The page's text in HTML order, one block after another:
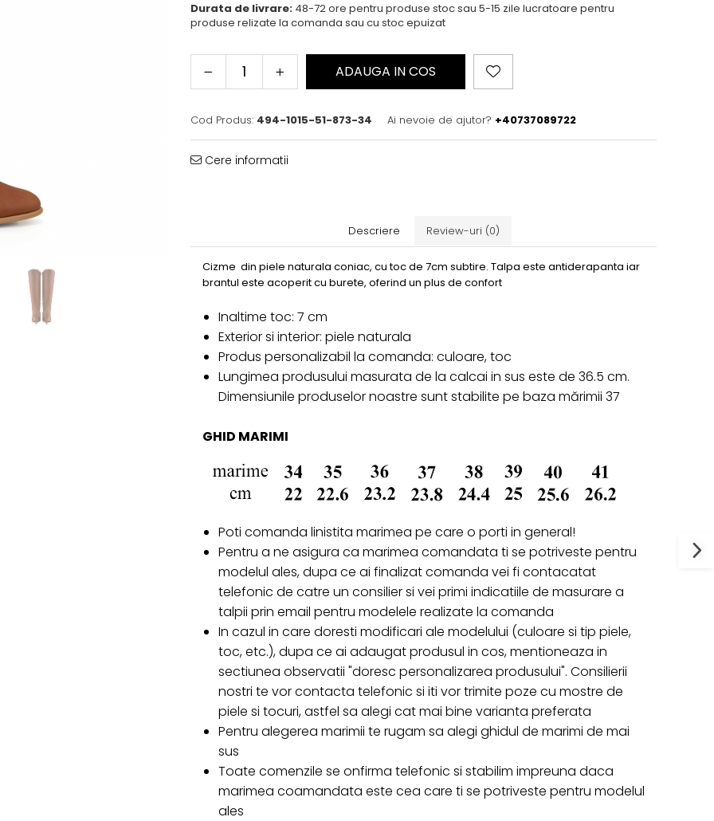
Durata de livrare: 48-72 ore pentru produse stoc sau 5-15 zile lucratoare pentru
produse relizate la comanda sau cu stoc epuizat
ADAUGA IN COS
Cod Produs: 494-1015-51-873-34 Ai nevoie de ajutor? +40737089722
Cere informatii
Descriere Review-uri (0)
Cizme din piele naturala coniac, cu toc de 7cm subtire. Talpa este antiderapanta iar
brantul este acoperit cu burete, oferind un plus de confort
Inaltime toc: 7 cm
Exterior si interior: piele naturala
Produs personalizabil la comanda: culoare, toc
Lungimea produsului masurata de la calcai in sus este de 36.5 cm.
Dimensiunile produselor noastre sunt stabilite pe baza mărimii 37
GHID MARIMI
Poti comanda linistita marimea pe care o porti in general!
Pentru a ne asigura ca marimea comandata ti se potriveste pentru
modelul ales, dupa ce ai finalizat comanda vei fi contacatat
telefonic de catre un consilier si vei primi indicatiile de masurare a
talpii prin email pentru modelele realizate la comanda
In cazul in care doresti modificari ale modelului (culoare si tip piele,
toc, etc.), dupa ce ai adaugat produsul in cos, mentioneaza in
sectiunea observatii "doresc personalizarea produsului". Consilierii
nostri te vor contacta telefonic si iti vor trimite poze cu mostre de
piele si tocuri, astfel sa alegi cat mai bine varianta preferata
Pentru alegerea marimii te rugam sa alegi ghidul de marimi de mai
sus
Toate comenzile se onfirma telefonic si stabilim impreuna daca
marimea coamandata este cea care ti se potriveste pentru modelul
ales